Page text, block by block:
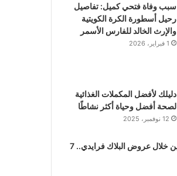
سبب وفاة فتحي كميل: تفاصيل
رحيل أسطورة الكرة الكويتية
والإرث الخالد للفارس الأسمر
1 فبراير، 2026
دليلك لأفضل المكملات الغذائية
لصحة أفضل وحياة أكثر نشاطًا
12 نوفمبر، 2025
كيف تتسوق كالمحترفين خلال عروض البلاك فرايدي.. 7